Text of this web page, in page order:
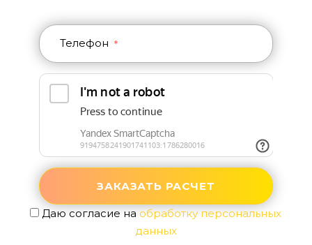
Телефон *
Даю согласие на обработку персональных
данных